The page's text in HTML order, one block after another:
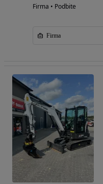
Firma • Podbite
Firma